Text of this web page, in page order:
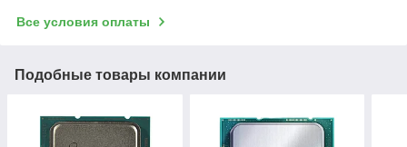
Все условия оплаты
Подобные товары компании